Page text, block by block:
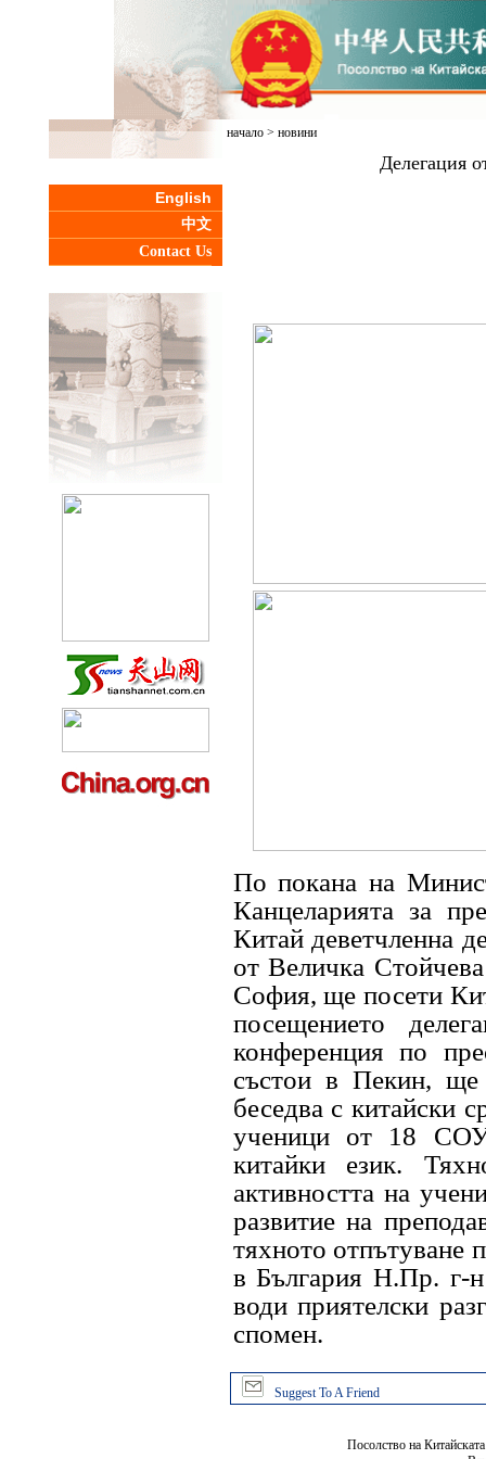
English
中文
Contact Us
начало> новини
Делегация
По покана на
Канцеларията за
Китай деветчленна
от Величка
София, ще посети
посещението
конференция по
състои в Пекин, ще
беседва с китайски
ученици от 18
китайки език.
активността на
развитие на
тяхното отпътуване
в България Н.Пр. г-
води приятелски
спомен.
Suggest To A Friend
Посолство на